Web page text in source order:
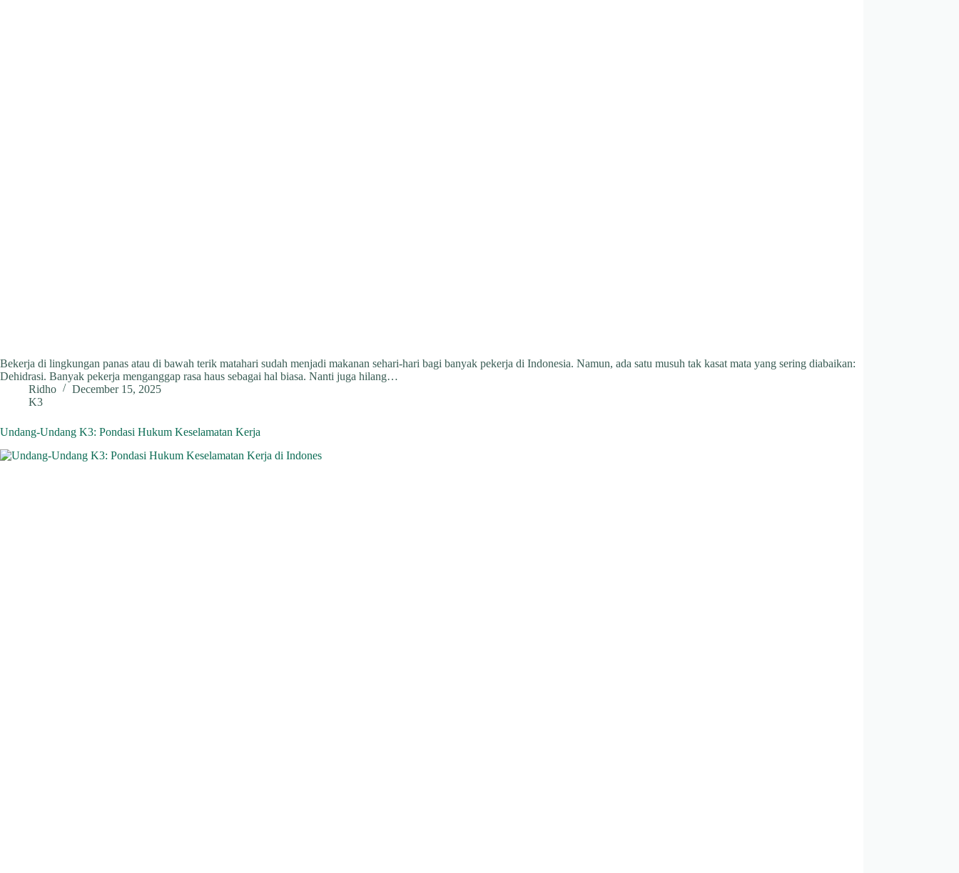
Bekerja di lingkungan panas atau di bawah terik matahari sudah menjadi makanan sehari-hari bagi banyak pekerja di Indonesia. Namun, ada satu musuh tak kasat mata yang sering diabaikan:
Dehidrasi. Banyak pekerja menganggap rasa haus sebagai hal biasa. Nanti juga hilang…
Ridho
December 15, 2025
K3
Undang-Undang K3: Pondasi Hukum Keselamatan Kerja